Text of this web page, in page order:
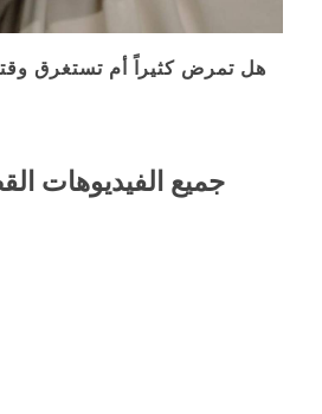
هل تمرض كثيراً أم تستغرق
جميع الفيديوهات